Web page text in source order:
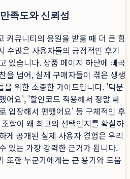
족도와 신뢰성
커뮤니티의 응원을 받을 때 더 큰 힘
수많은 사용자들의 긍정적인 후기
있습니다. 상품 페이지 하단에 빼곡
을 넘어, 실제 구매자들이 겪은 생생
을 위한 소중한 가이드입니다. '덕분
어요', '할인코드 적용해서 정말 싸
입장해서 편했어요' 등 구체적인 후
합이 왜 최고의 선택인지를 확실하
게 공개된 실제 사용자 경험은 우리
있는 가장 강력한 근거가 됩니다.
또한 누군가에게는 큰 용기와 도움